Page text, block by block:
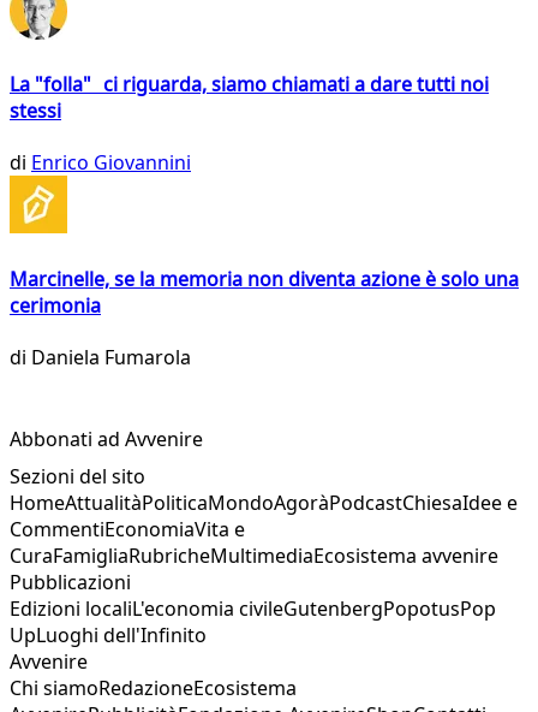
La "folla" ci riguarda, siamo chiamati a dare tutti noi
stessi
di Enrico Giovannini
Marcinelle, se la memoria non diventa azione è solo una
cerimonia
di Daniela Fumarola
Abbonati ad Avvenire
Sezioni del sito
HomeAttualitàPoliticaMondoAgoràPodcastChiesaIdee e
CommentiEconomiaVita e
CuraFamigliaRubricheMultimediaEcosistema avvenire
Pubblicazioni
Edizioni localiL'economia civileGutenbergPopotusPop
UpLuoghi dell'Infinito
Avvenire
Chi siamoRedazioneEcosistema